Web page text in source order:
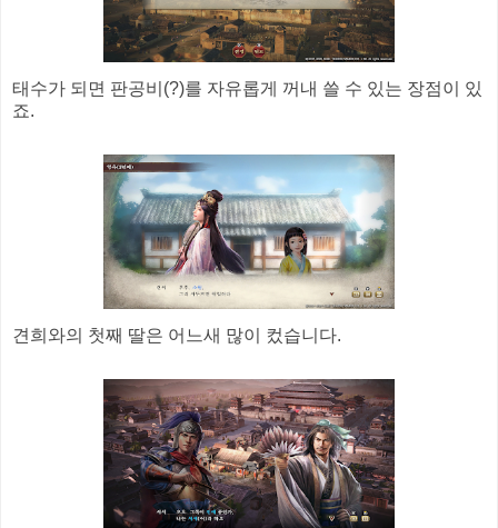
태수가 되면 판공비(?)를 자유롭게 꺼내 쓸 수 있는 장점이 있
죠.
견희와의 첫째 딸은 어느새 많이 컸습니다.